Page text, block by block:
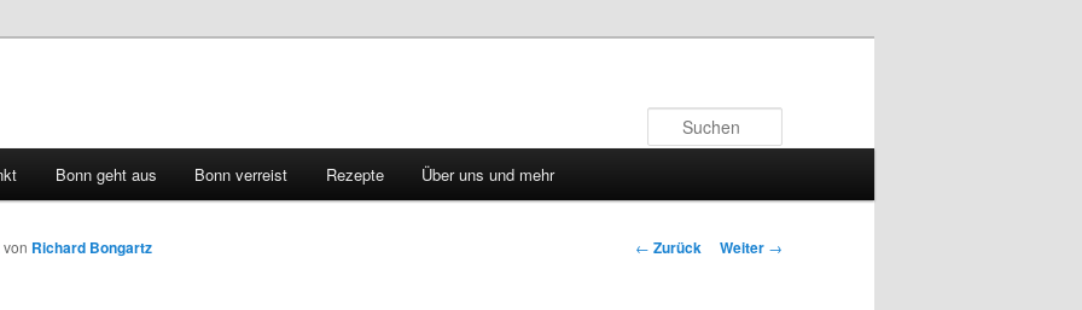
Bonn geht aus Bonn verreist Rezepte Über uns und mehr
Beitrags-
← Zurück Weiter →
von Richard Bongartz